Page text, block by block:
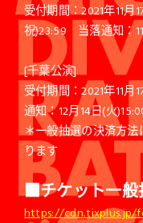
受付期間：2021年11月
祝)23:59 当落通知：
[千葉公演]
受付期間：2021年11
通知：12月14日(火
＊一般抽選の決済方
ります
■チケット一般
https://cdn.tixplus.jp/